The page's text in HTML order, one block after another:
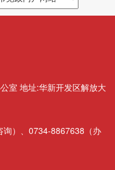
室 地址:华新开发区解放大
）、0734-8867638（办